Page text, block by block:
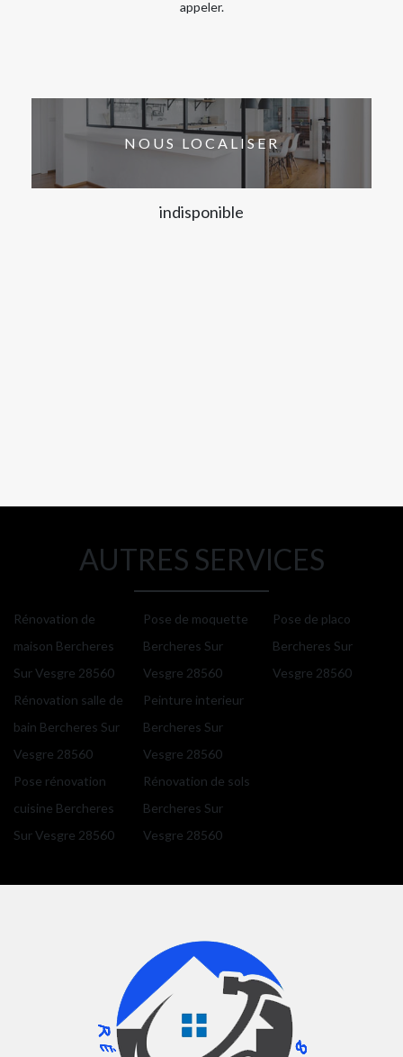
appeler.
NOUS LOCALISER
indisponible
AUTRES SERVICES
Rénovation de
maison Bercheres
Sur Vesgre 28560
Rénovation salle de
bain Bercheres Sur
Vesgre 28560
Pose rénovation
cuisine Bercheres
Sur Vesgre 28560
Pose de moquette
Bercheres Sur
Vesgre 28560
Peinture interieur
Bercheres Sur
Vesgre 28560
Rénovation de sols
Bercheres Sur
Vesgre 28560
Pose de placo
Bercheres Sur
Vesgre 28560